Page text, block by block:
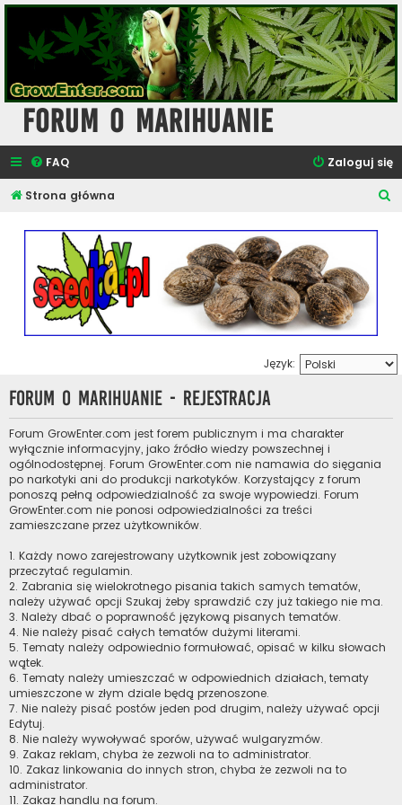
Forum o Marihuanie
FAQ Zaloguj się
Strona główna
Język:
Forum o Marihuanie - Rejestracja
Forum GrowEnter.com jest forem publicznym i ma charakter
wyłącznie informacyjny, jako źródło wiedzy powszechnej i
ogólnodostępnej. Forum GrowEnter.com nie namawia do sięgania
po narkotyki ani do produkcji narkotyków. Korzystający z forum
ponoszą pełną odpowiedzialność za swoje wypowiedzi. Forum
GrowEnter.com nie ponosi odpowiedzialności za treści
zamieszczane przez użytkowników.
1. Każdy nowo zarejestrowany użytkownik jest zobowiązany
przeczytać regulamin.
2. Zabrania się wielokrotnego pisania takich samych tematów,
należy używać opcji Szukaj żeby sprawdzić czy już takiego nie ma.
3. Należy dbać o poprawność językową pisanych tematów.
4. Nie należy pisać całych tematów dużymi literami.
5. Tematy należy odpowiednio formułować, opisać w kilku słowach
wątek.
6. Tematy należy umieszczać w odpowiednich działach, tematy
umieszczone w złym dziale będą przenoszone.
7. Nie należy pisać postów jeden pod drugim, należy używać opcji
Edytuj.
8. Nie należy wywoływać sporów, używać wulgaryzmów.
9. Zakaz reklam, chyba że zezwoli na to administrator.
10. Zakaz linkowania do innych stron, chyba że zezwoli na to
administrator.
11. Zakaz handlu na forum.